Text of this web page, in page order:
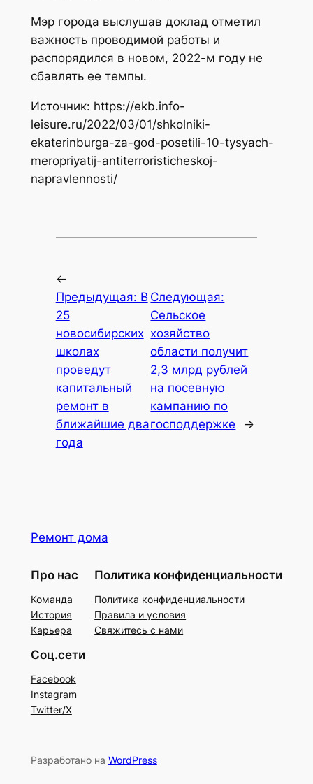
Мэр города выслушав доклад отметил
важность проводимой работы и
распорядился в новом, 2022-м году не
сбавлять ее темпы.
Источник: https://ekb.info-
leisure.ru/2022/03/01/shkolniki-
ekaterinburga-za-god-posetili-10-tysyach-
meropriyatij-antiterroristicheskoj-
napravlennosti/
←
Предыдущая: В
25
новосибирских
школах
проведут
капитальный
ремонт в
ближайшие два
года
Следующая:
Сельское
хозяйство
области получит
2,3 млрд рублей
на посевную
кампанию по
господдержке
→
Ремонт дома
Про нас
Команда
История
Карьера
Политика конфиденциальности
Политика конфиденциальности
Правила и условия
Свяжитесь с нами
Соц.сети
Facebook
Instagram
Twitter/X
Разработано на WordPress